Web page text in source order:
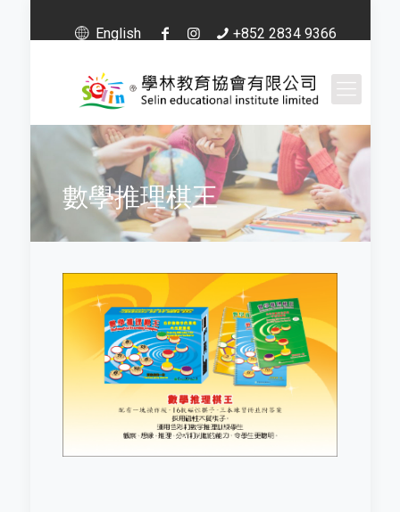
+852 2834 9366
English
數學推理棋王